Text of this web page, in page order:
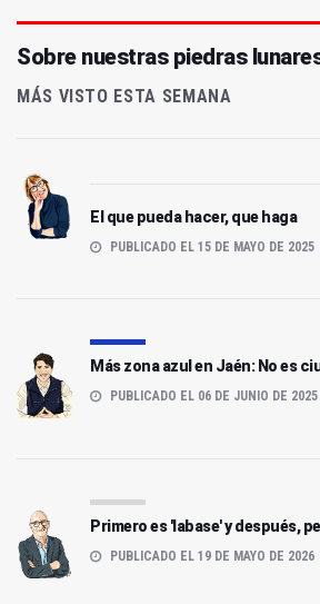
Sobre nuestras piedras
MÁS VISTO ESTA SEMANA
El que pueda hacer, que haga
PUBLICADO EL 15 DE MAYO DE 2025
Más zona azul en Jaén: No es
PUBLICADO EL 06 DE JUNIO DE 2025
Primero es 'labase' y después,
PUBLICADO EL 19 DE MAYO DE 2026